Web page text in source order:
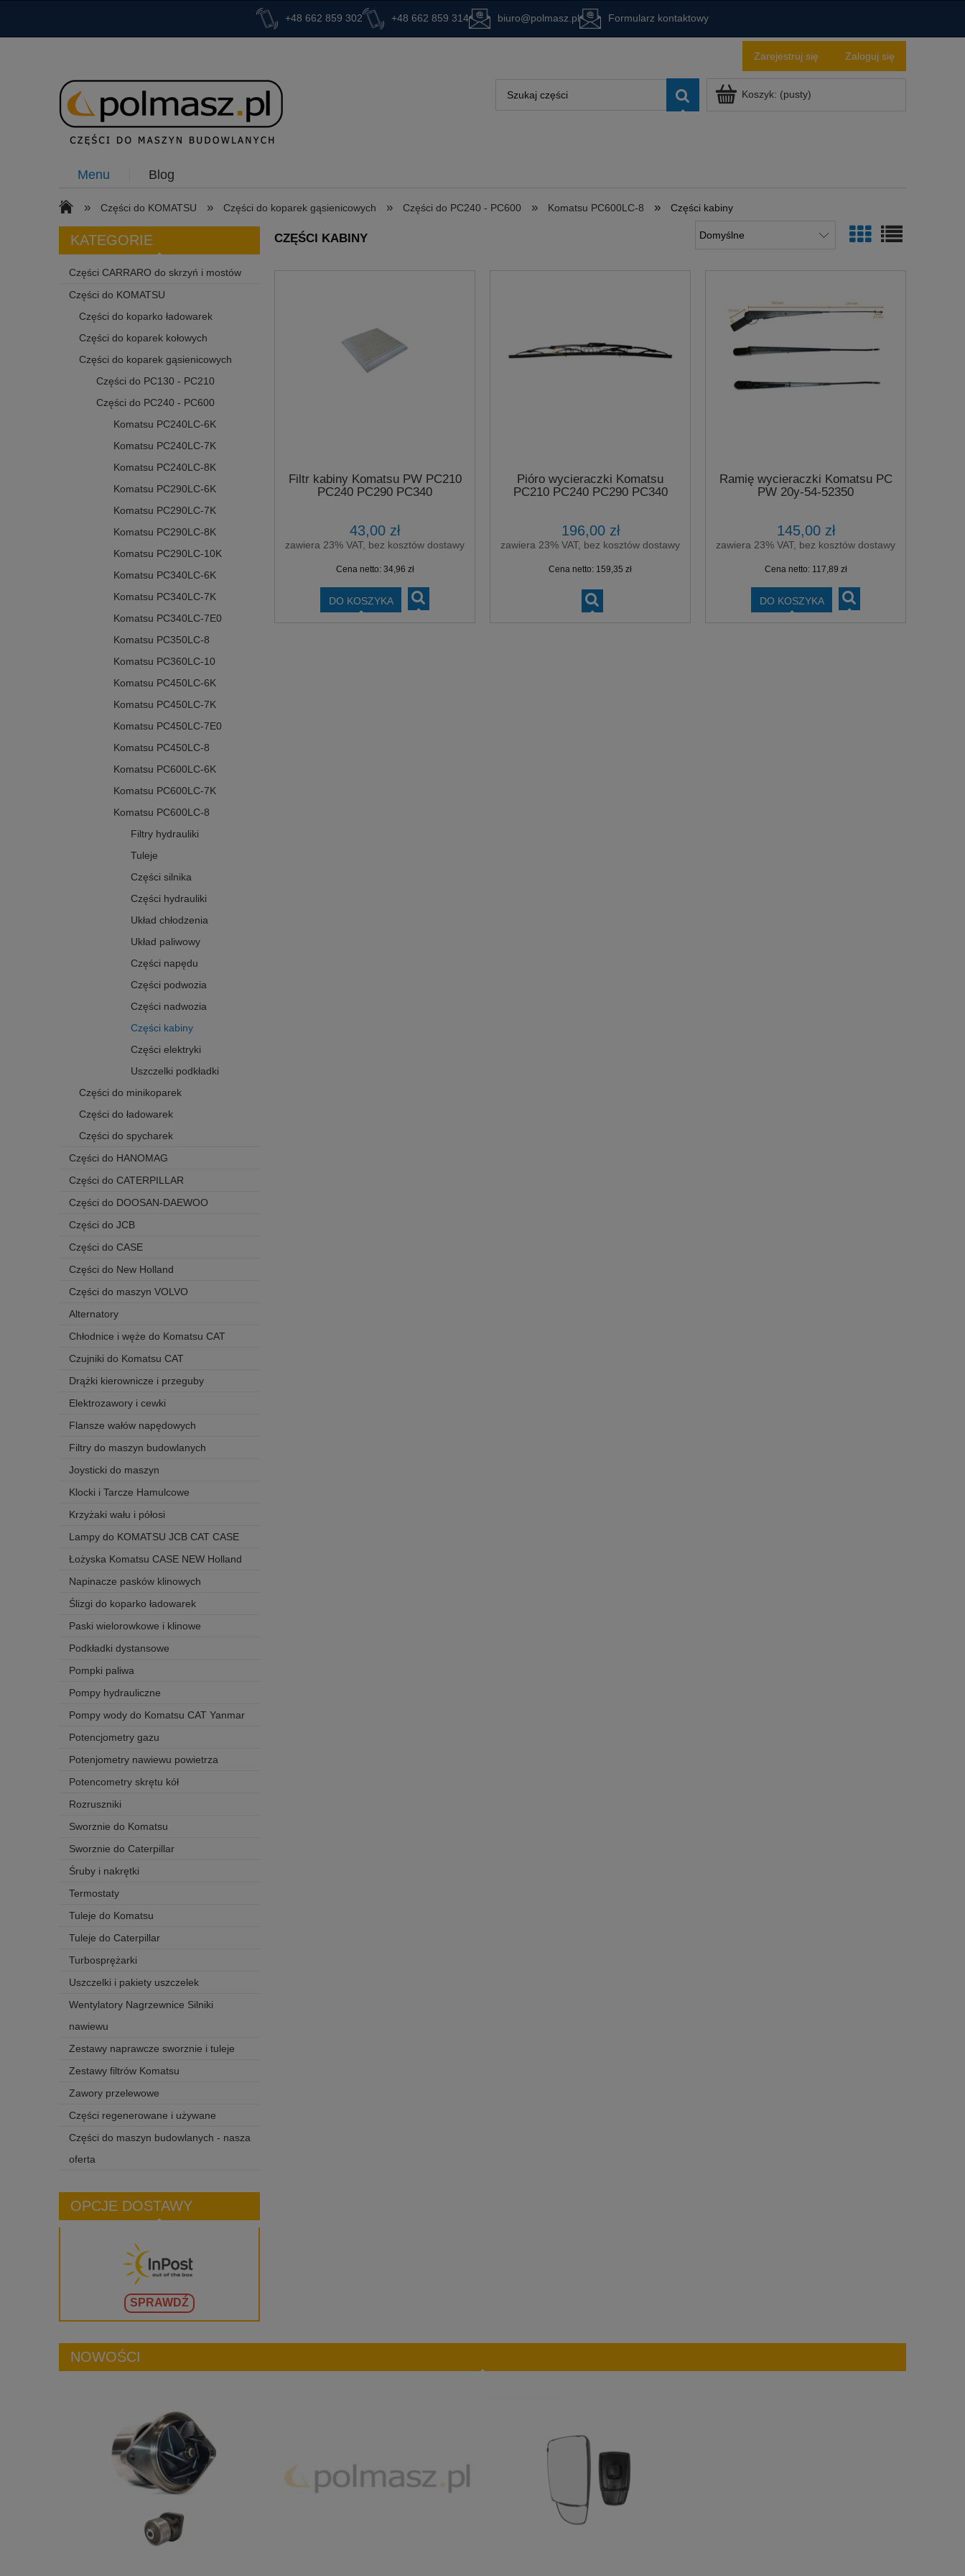
+48 662 859 302 +48 662 859 314 biuro@polmasz.pl Formularz kontaktowy
Zarejestruj się Zaloguj się
Koszyk: (pusty)
Menu Blog
» Części do KOMATSU » Części do koparek gąsienicowych » Części do PC240 - PC600 » Komatsu PC600LC-8 » Części kabiny
KATEGORIE
Części CARRARO do skrzyń i mostów
Części do KOMATSU
Części do koparko ładowarek
Części do koparek kołowych
Części do koparek gąsienicowych
Części do PC130 - PC210
Części do PC240 - PC600
Komatsu PC240LC-6K
Komatsu PC240LC-7K
Komatsu PC240LC-8K
Komatsu PC290LC-6K
Komatsu PC290LC-7K
Komatsu PC290LC-8K
Komatsu PC290LC-10K
Komatsu PC340LC-6K
Komatsu PC340LC-7K
Komatsu PC340LC-7E0
Komatsu PC350LC-8
Komatsu PC360LC-10
Komatsu PC450LC-6K
Komatsu PC450LC-7K
Komatsu PC450LC-7E0
Komatsu PC450LC-8
Komatsu PC600LC-6K
Komatsu PC600LC-7K
Komatsu PC600LC-8
Filtry hydrauliki
Tuleje
Części silnika
Części hydrauliki
Układ chłodzenia
Układ paliwowy
Części napędu
Części podwozia
Części nadwozia
Części kabiny
Części elektryki
Uszczelki podkładki
Części do minikoparek
Części do ładowarek
Części do spycharek
Części do HANOMAG
Części do CATERPILLAR
Części do DOOSAN-DAEWOO
Części do JCB
Części do CASE
Części do New Holland
Części do maszyn VOLVO
Alternatory
Chłodnice i węże do Komatsu CAT
Czujniki do Komatsu CAT
Drążki kierownicze i przeguby
Elektrozawory i cewki
Flansze wałów napędowych
Filtry do maszyn budowlanych
Joysticki do maszyn
Klocki i Tarcze Hamulcowe
Krzyżaki wału i półosi
Lampy do KOMATSU JCB CAT CASE
Łożyska Komatsu CASE NEW Holland
Napinacze pasków klinowych
Ślizgi do koparko ładowarek
Paski wielorowkowe i klinowe
Podkładki dystansowe
Pompki paliwa
Pompy hydrauliczne
Pompy wody do Komatsu CAT Yanmar
Potencjometry gazu
Potenjometry nawiewu powietrza
Potencometry skrętu kół
Rozruszniki
Sworznie do Komatsu
Sworznie do Caterpillar
Śruby i nakrętki
Termostaty
Tuleje do Komatsu
Tuleje do Caterpillar
Turbosprężarki
Uszczelki i pakiety uszczelek
Wentylatory Nagrzewnice Silniki
nawiewu
Zestawy naprawcze sworznie i tuleje
Zestawy filtrów Komatsu
Zawory przelewowe
Części regenerowane i używane
Części do maszyn budowlanych - nasza
oferta
OPCJE DOSTAWY
SPRAWDŹ
CZĘŚCI KABINY
Filtr kabiny Komatsu PW PC210
PC240 PC290 PC340
43,00 zł
zawiera 23% VAT, bez kosztów dostawy
Cena netto: 34,96 zł
DO KOSZYKA
Pióro wycieraczki Komatsu
PC210 PC240 PC290 PC340
196,00 zł
zawiera 23% VAT, bez kosztów dostawy
Cena netto: 159,35 zł
Ramię wycieraczki Komatsu PC
PW 20y-54-52350
145,00 zł
zawiera 23% VAT, bez kosztów dostawy
Cena netto: 117,89 zł
DO KOSZYKA
NOWOŚCI